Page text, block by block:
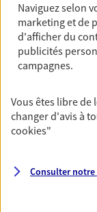
Gagnez en
assurance
unique pour
Découvrir
Naviguez selon
marketing et de
d'afficher du
publicités
campagnes.
Vous êtes libre de
changer d'avis à
cookies"
Consulter